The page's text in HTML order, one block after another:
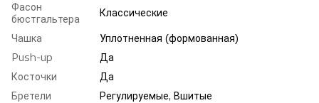
Фасон
бюстгальтера
Классические
Чашка
Уплотненная (формованная)
Push-up
Да
Косточки
Да
Бретели
Регулируемые, Вшитые